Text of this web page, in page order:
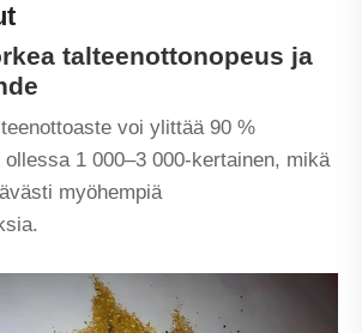
talteenottonopeus ja
voi ylittää 90 %
1 000–3 000-kertainen, mikä
myöhempiä